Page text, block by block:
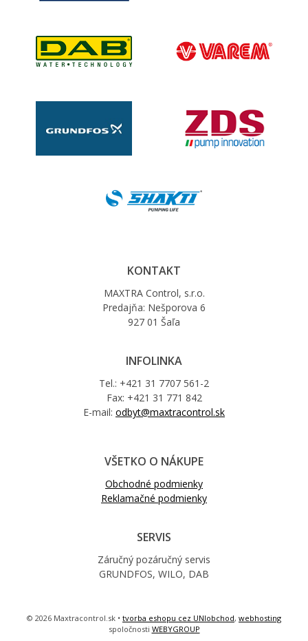
KONTAKT
MAXTRA Control, s.r.o.
Predajňa: Nešporova 6
927 01 Šaľa
INFOLINKA
Tel.: +421 31 7707 561-2
Fax: +421 31 771 842
E-mail: odbyt@maxtracontrol.sk
VŠETKO O NÁKUPE
Obchodné podmienky
Reklamačné podmienky
SERVIS
Záručný pozáručný servis
GRUNDFOS, WILO, DAB
© 2026 Maxtracontrol.sk • tvorba eshopu cez UNIobchod, webhosting
spoločnosti WEBYGROUP